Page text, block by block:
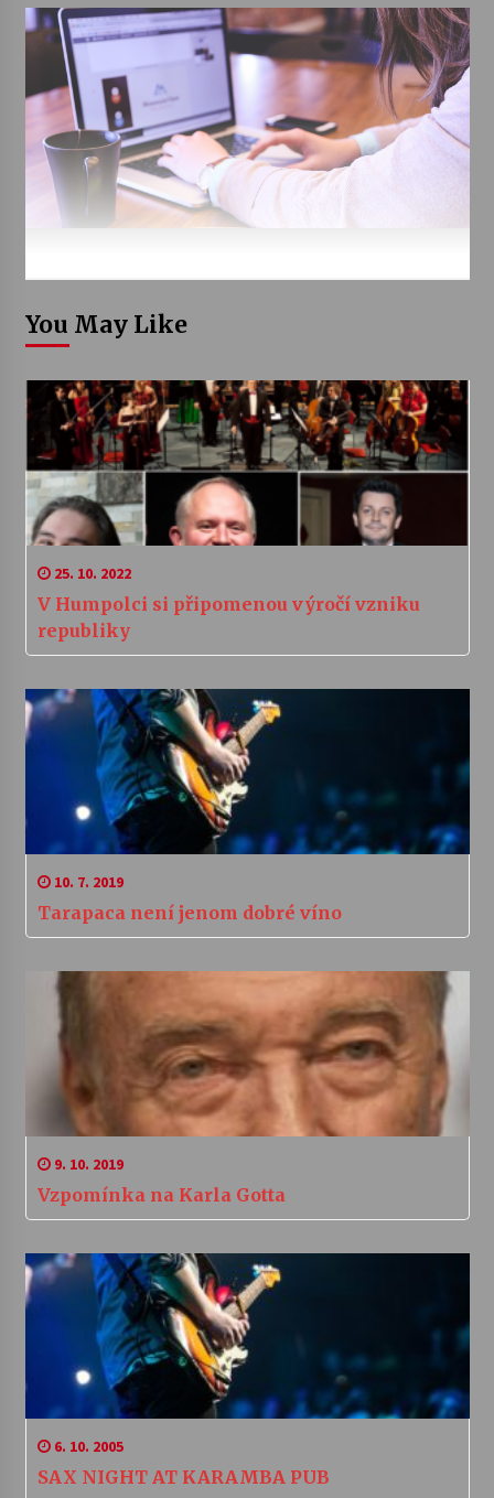
You May Like
25. 10. 2022
V Humpolci si připomenou výročí vzniku
republiky
10. 7. 2019
Tarapaca není jenom dobré víno
9. 10. 2019
Vzpomínka na Karla Gotta
6. 10. 2005
SAX NIGHT AT KARAMBA PUB